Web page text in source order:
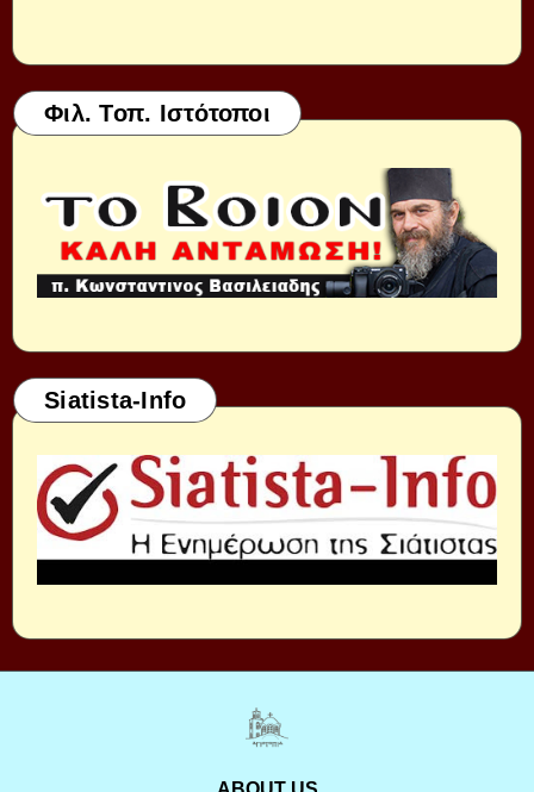
Φιλ. Τοπ. Ιστότοποι
Siatista-Info